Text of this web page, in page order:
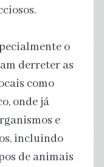
o
derreter as
como
onde já
e
incluindo
de animais